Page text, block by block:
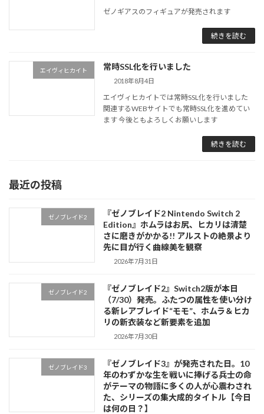
ゼノギアスのフィギュアが発売されます
続きを読む
エイヴィヒカイト 常時SSL化を行いました
2018年8月4日
エイヴィヒカイトでは常時SSL化を行いました
関連するWEBサイトでも常時SSL化を進めてい
ます 今後ともよろしくお願いします
続きを読む
最近の投稿
ゼノブレイド2
『ゼノブレイド2 Nintendo Switch 2
Edition』ホムラはお尻、ヒカリは清楚
さに磨きがかかる!! アルストの絶景より
先に目が行く曲線美を観察
2026年7月31日
ゼノブレイド2
『ゼノブレイド2』Switch2版が本日
（7/30）発売。ふたつの属性を使い分け
る新レアブレイド“モモ”、ホムラ＆ヒカ
リの新衣装など新要素を追加
2026年7月30日
ゼノブレイド3
『ゼノブレイド3』が発売された日。10
年のわずかな生を戦いに捧げる兵士の命
がテーマの物語に多くの人が心震わされ
た、シリーズの集大成的タイトル【今日
は何の日？】